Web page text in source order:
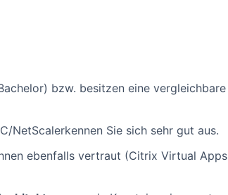
bzw. besitzen eine vergleichbare
NetScalerkennen Sie sich sehr gut aus.
ebenfalls vertraut (Citrix Virtual Apps